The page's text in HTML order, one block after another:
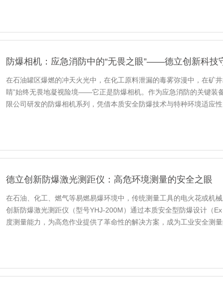
防爆相机：应急消防中的“无畏之眼”——德立创新科技
在石油罐区爆燃的冲天火光中，在化工原料泄漏的毒雾弥漫中，在矿
睛”始终无畏地凝视险境——它正是防爆相机。作为应急消防的关键装
限公司研发的防爆相机系列，凭借本质安全防爆技术与特种环境适应
德立创新防爆激光测距仪：高危环境测量的安全之眼
在石油、化工、燃气等易燃易爆环境中，传统测量工具的电火花或机
创新防爆激光测距仪（型号YHJ-200M）通过本质安全型防爆设计（
度测量能力，为高危作业提供了革命性的解决方案，成为工业安全测